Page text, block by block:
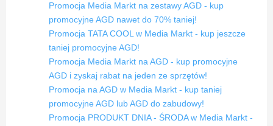
Promocja Media Markt na zestawy AGD - kup
promocyjne AGD nawet do 70% taniej!
Promocja TATA COOL w Media Markt - kup jeszcze
taniej promocyjne AGD!
Promocja Media Markt na AGD - kup promocyjne
AGD i zyskaj rabat na jeden ze sprzętów!
Promocja na AGD w Media Markt - kup taniej
promocyjne AGD lub AGD do zabudowy!
Promocja PRODUKT DNIA - ŚRODA w Media Markt -